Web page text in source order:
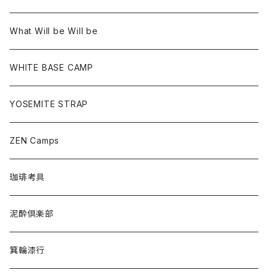
What Will be Will be
WHITE BASE CAMP
YOSEMITE STRAP
ZEN Camps
珈琲考具
泥酔倶楽部
箕輪漆行